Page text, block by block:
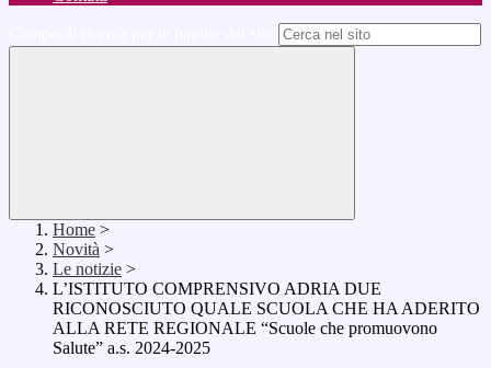
Home >
Novità >
Le notizie >
L’ISTITUTO COMPRENSIVO ADRIA DUE
RICONOSCIUTO QUALE SCUOLA CHE HA ADERITO
ALLA RETE REGIONALE “Scuole che promuovono
Salute” a.s. 2024-2025